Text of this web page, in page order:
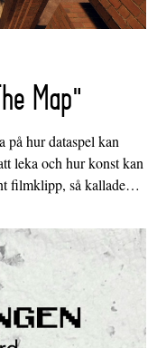
Map"
hur dataspel kan
leka och hur konst kan
filmklipp, så kallade…